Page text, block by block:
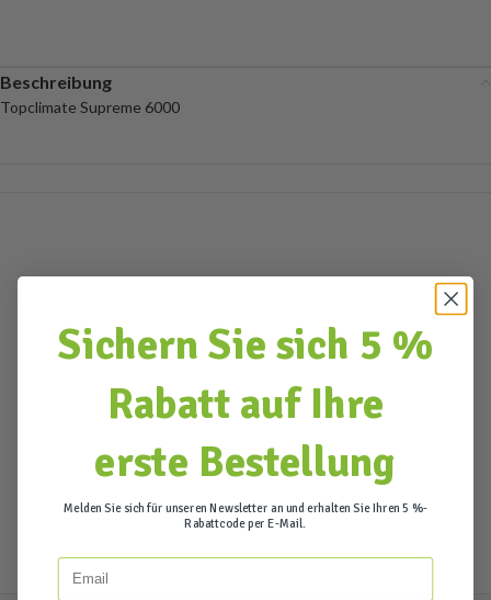
Beschreibung
Topclimate Supreme 6000
Sichern Sie sich 5 %
Rabatt auf Ihre
erste Bestellung
Melden Sie sich für unseren Newsletter an und erhalten Sie Ihren 5 %-
Rabattcode per E-Mail.
Email